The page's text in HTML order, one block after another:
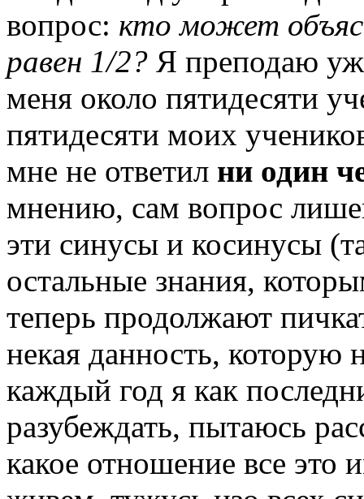
вопрос: кто может
равен 1/2? Я преподаю
меня около пятидесяти
пятидесяти моих
мне не ответил ни один
мнению, сам вопрос
эти синусы и косинусы
остальные знания,
теперь продолжают
некая данность,
каждый год я как
разубеждать, пытаюсь
какое отношение все это